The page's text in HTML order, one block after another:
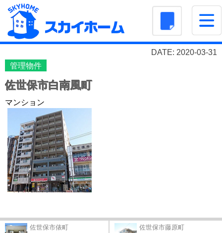
DATE: 2020-03-31
管理物件
佐世保市白南風町
マンション
佐世保市俵町 佐世保市藤原町